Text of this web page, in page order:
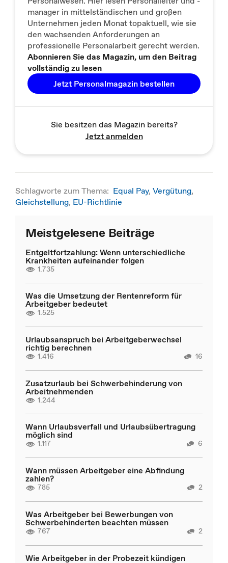
manager in mittelständischen und großen
Unternehmen jeden Monat topaktuell, wie sie
den wachsenden Anforderungen an
professionelle Personalarbeit gerecht werden.
Abonnieren Sie das Magazin, um den Beitrag
vollständig zu lesen
Jetzt Personalmagazin bestellen
Sie besitzen das Magazin bereits?
Jetzt anmelden
Schlagworte zum Thema: Equal Pay, Vergütung,
Gleichstellung, EU-Richtlinie
Meistgelesene Beiträge
Entgeltfortzahlung: Wenn unterschiedliche
Krankheiten aufeinander folgen
1.735
Was die Umsetzung der Rentenreform für
Arbeitgeber bedeutet
1.525
Urlaubsanspruch bei Arbeitgeberwechsel
richtig berechnen
1.416 16
Zusatzurlaub bei Schwerbehinderung von
Arbeitnehmenden
1.244
Wann Urlaubsverfall und Urlaubsübertragung
möglich sind
1.117 6
Wann müssen Arbeitgeber eine Abfindung
zahlen?
785 2
Was Arbeitgeber bei Bewerbungen von
Schwerbehinderten beachten müssen
767 2
Wie Arbeitgeber in der Probezeit kündigen